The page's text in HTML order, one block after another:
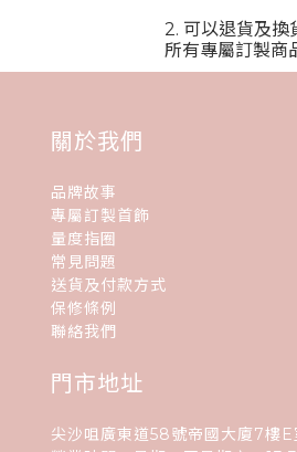
2. 可以退貨及換
所有專屬訂製商
關於我們
品牌故事
專屬訂製首飾
量度指圈
常見問題
送貨及付款方式
保修條例
聯絡我們
門市地址
尖沙咀廣東道58號帝國大廈7樓E